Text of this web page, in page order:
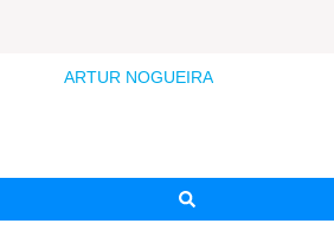
ARTUR NOGUEIRA